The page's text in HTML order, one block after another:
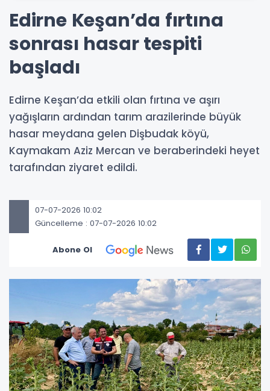
Edirne Keşan’da fırtına
sonrası hasar tespiti
başladı
Edirne Keşan’da etkili olan fırtına ve aşırı
yağışların ardından tarım arazilerinde büyük
hasar meydana gelen Dişbudak köyü,
Kaymakam Aziz Mercan ve beraberindeki heyet
tarafından ziyaret edildi.
07-07-2026 10:02
Güncelleme : 07-07-2026 10:02
Abone Ol